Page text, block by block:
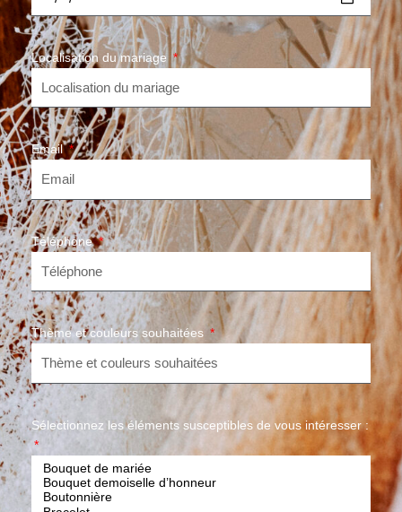
Localisation du mariage
Email
Téléphone
Thème et couleurs souhaitées
Sélectionnez les éléments susceptibles de vous intéresser :